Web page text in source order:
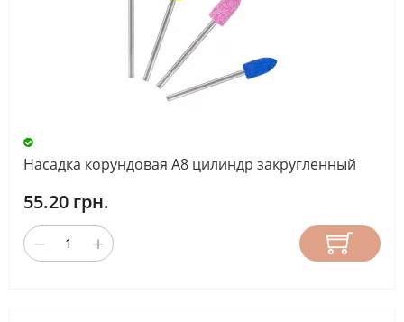
Насадка корундовая А8 цилиндр закругленный
55.20 грн.